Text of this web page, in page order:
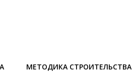
МЕТОДИКА СТРОИТЕЛЬСТВА